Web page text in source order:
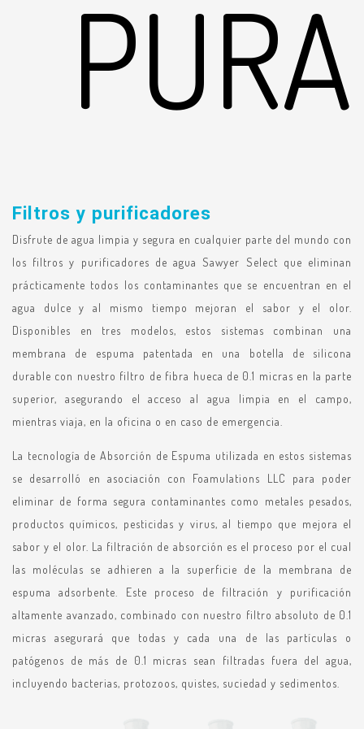
PURA
Filtros y purificadores
Disfrute de agua limpia y segura en cualquier parte del mundo con
los filtros y purificadores de agua Sawyer Select que eliminan
prácticamente todos los contaminantes que se encuentran en el
agua dulce y al mismo tiempo mejoran el sabor y el olor.
Disponibles en tres modelos, estos sistemas combinan una
membrana de espuma patentada en una botella de silicona
durable con nuestro filtro de fibra hueca de 0.1 micras en la parte
superior, asegurando el acceso al agua limpia en el campo,
mientras viaja, en la oficina o en caso de emergencia.
La tecnología de Absorción de Espuma utilizada en estos sistemas
se desarrolló en asociación con Foamulations LLC para poder
eliminar de forma segura contaminantes como metales pesados,
productos químicos, pesticidas y virus, al tiempo que mejora el
sabor y el olor. La filtración de absorción es el proceso por el cual
las moléculas se adhieren a la superficie de la membrana de
espuma adsorbente. Este proceso de filtración y purificación
altamente avanzado, combinado con nuestro filtro absoluto de 0.1
micras asegurará que todas y cada una de las partículas o
patógenos de más de 0.1 micras sean filtradas fuera del agua,
incluyendo bacterias, protozoos, quistes, suciedad y sedimentos.